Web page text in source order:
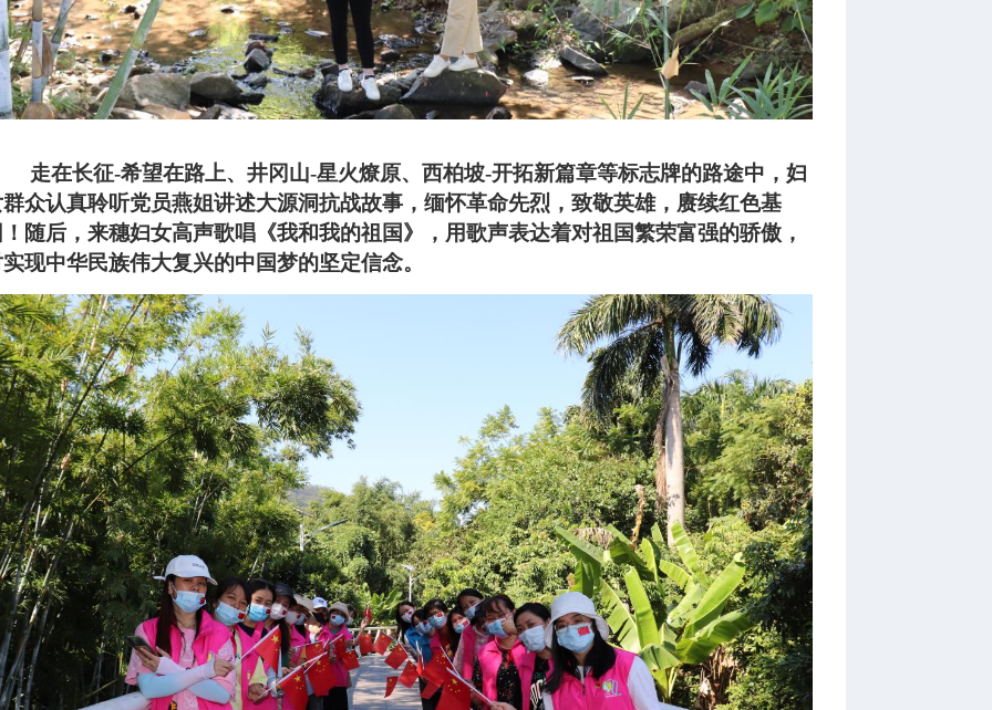
走在长征-希望在路上、井冈山-星火燎原、西柏坡-开拓新篇章等标志牌的路途中，妇
众认真聆听党员燕姐讲述大源洞抗战故事，缅怀革命先烈，致敬英雄，赓续红色基
随后，来穗妇女高声歌唱《我和我的祖国》，用歌声表达着对祖国繁荣富强的骄傲，
现中华民族伟大复兴的中国梦的坚定信念。